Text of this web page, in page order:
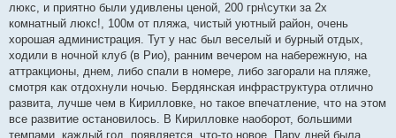
люкс, и приятно были удивлены ценой, 200 грн\сутки за 2х
комнатный люкс!, 100м от пляжа, чистый уютный район, очень
хорошая администрация. Тут у нас был веселый и бурный отдых,
ходили в ночной клуб (в Рио), ранним вечером на набережную, на
аттракционы, днем, либо спали в номере, либо загорали на пляже,
смотря как отдохнули ночью. Бердянская инфраструктура отлично
развита, лучше чем в Кирилловке, но такое впечатление, что на этом
все развитие остановилось. В Кирилловке наоборот, большими
темпами, каждый год, появляется, что-то новое. Пару дней была